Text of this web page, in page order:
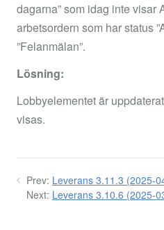
dagarna” som idag inte visar
arbetsordern som har status
”Felanmälan”.
Lösning:
Lobbyelementet är
visas.
Prev: Leverans 3.11.3 (2025-
Next: Leverans 3.10.6 (2025-